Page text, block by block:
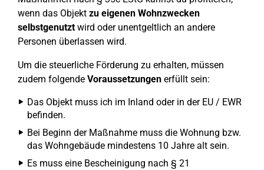
wenn das Objekt zu eigenen Wohnzwecken
selbstgenutztwird oder unentgeltlich an andere
Personen überlassen wird.
Um die steuerliche Förderung zu erhalten, müssen
zudem folgende Voraussetzungen erfüllt sein:
Das Objekt muss ich im Inland oder in der EU / EWR
befinden.
Bei Beginn der Maßnahme muss die Wohnung bzw.
das Wohngebäude mindestens 10 Jahre alt sein.
Es muss eine Bescheinigung nach § 21